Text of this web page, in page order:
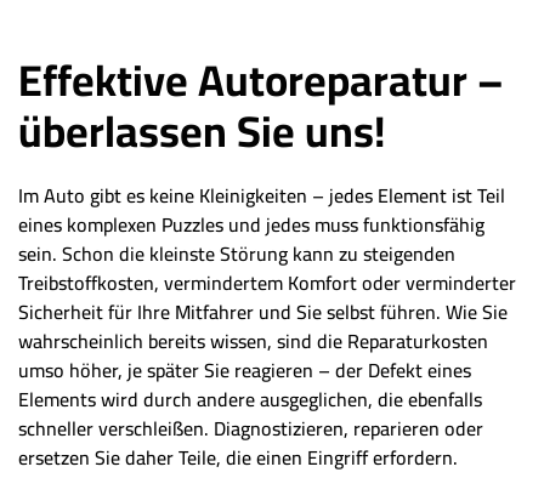
Effektive Autoreparatur –
überlassen Sie uns!
Im Auto gibt es keine Kleinigkeiten – jedes Element ist Teil
eines komplexen Puzzles und jedes muss funktionsfähig
sein. Schon die kleinste Störung kann zu steigenden
Treibstoffkosten, vermindertem Komfort oder verminderter
Sicherheit für Ihre Mitfahrer und Sie selbst führen. Wie Sie
wahrscheinlich bereits wissen, sind die Reparaturkosten
umso höher, je später Sie reagieren – der Defekt eines
Elements wird durch andere ausgeglichen, die ebenfalls
schneller verschleißen. Diagnostizieren, reparieren oder
ersetzen Sie daher Teile, die einen Eingriff erfordern.